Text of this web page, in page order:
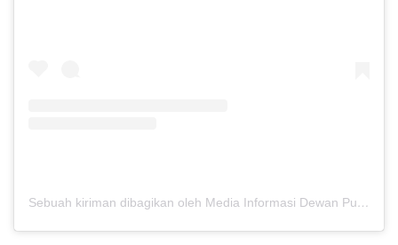
Sebuah kiriman dibagikan oleh Media Informasi Dewan Pusat Persaudaraan Setia Hati Terate (@media.dewanpusat)